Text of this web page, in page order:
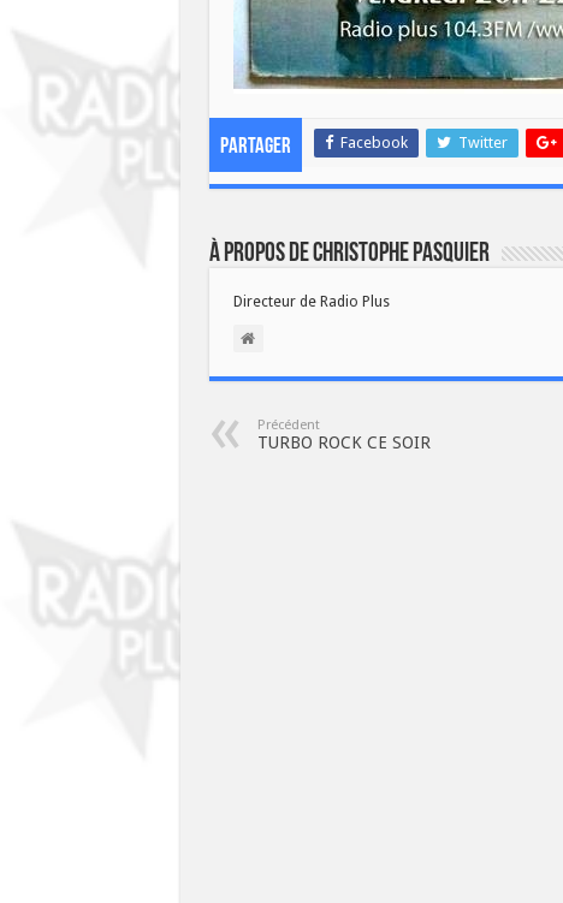
Partager Facebook Twitter
À propos de Christophe PASQUIER
Directeur de Radio Plus
Précédent
TURBO ROCK CE SOIR